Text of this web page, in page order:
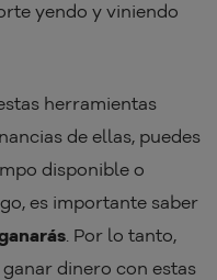
yendo y viniendo
herramientas
de ellas, puedes
disponible o
es importante saber
. Por lo tanto,
dinero con estas